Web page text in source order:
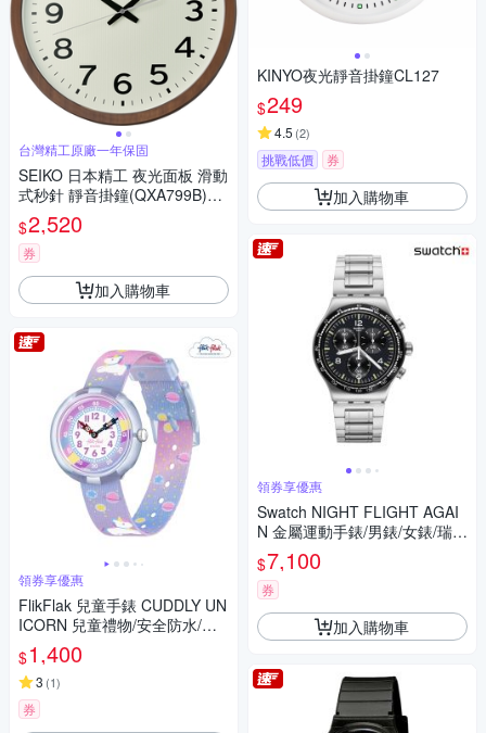
台灣精工原廠一年保固
SEIKO 日本精工 夜光面板 滑動
式秒針 靜音掛鐘(QXA799B)40
cm
$2,520
券
加入購物車
領券享優惠
FlikFlak 兒童手錶 CUDDLY UN
ICORN 兒童禮物/安全防水/瑞
士製造 FBNP213FBNP213 (3
1.85mm)
$1,400
3 (1)
券
KINYO夜光靜音掛鐘CL127
$249
4.5 (2)
挑戰低價 券
加入購物車
領券享優惠
Swatch NIGHT FLIGHT AGAI
N 金屬運動手錶/男錶/女錶/瑞士
製造 YVS444GC (43mm)
$7,100
券
加入購物車